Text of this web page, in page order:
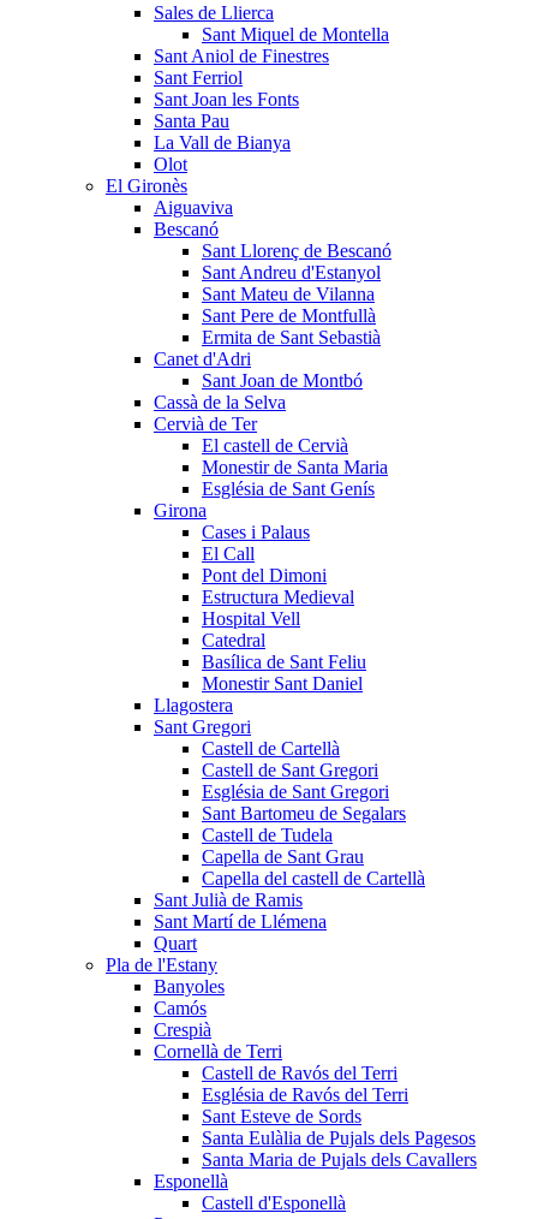
Sales de Llierca
Sant Miquel de Montella
Sant Aniol de Finestres
Sant Ferriol
Sant Joan les Fonts
Santa Pau
La Vall de Bianya
Olot
El Gironès
Aiguaviva
Bescanó
Sant Llorenç de Bescanó
Sant Andreu d'Estanyol
Sant Mateu de Vilanna
Sant Pere de Montfullà
Ermita de Sant Sebastià
Canet d'Adri
Sant Joan de Montbó
Cassà de la Selva
Cervià de Ter
El castell de Cervià
Monestir de Santa Maria
Església de Sant Genís
Girona
Cases i Palaus
El Call
Pont del Dimoni
Estructura Medieval
Hospital Vell
Catedral
Basílica de Sant Feliu
Monestir Sant Daniel
Llagostera
Sant Gregori
Castell de Cartellà
Castell de Sant Gregori
Església de Sant Gregori
Sant Bartomeu de Segalars
Castell de Tudela
Capella de Sant Grau
Capella del castell de Cartellà
Sant Julià de Ramis
Sant Martí de Llémena
Quart
Pla de l'Estany
Banyoles
Camós
Crespià
Cornellà de Terri
Castell de Ravós del Terri
Església de Ravós del Terri
Sant Esteve de Sords
Santa Eulàlia de Pujals dels Pagesos
Santa Maria de Pujals dels Cavallers
Esponellà
Castell d'Esponellà